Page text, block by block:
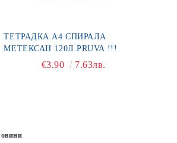
ТЕТРАДКА А4 СПИРАЛА
МЕТЕКСАН 120Л.PRUVA !!!
€3.90 7.63лв.